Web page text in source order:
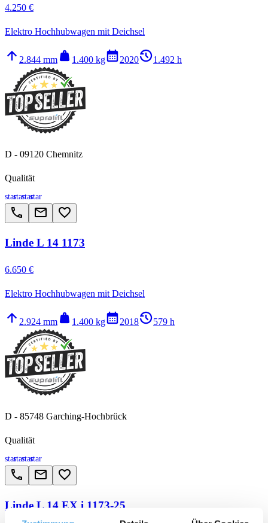
4.250 €
Elektro Hochhubwagen mit Deichsel
arrow_upward 2.844 mm weight 1.400 kgcalendar_month2020history_21.492 h
D - 09120 Chemnitz
Qualität
starstarstarstar
call email favorite_border
Linde L 14 1173
6.650 €
Elektro Hochhubwagen mit Deichsel
arrow_upward 2.924 mm weight 1.400 kgcalendar_month2018history_2579 h
D - 85748 Garching-Hochbrück
Qualität
starstarstarstar
call email favorite_border
Linde L 14 EX i 1173-25